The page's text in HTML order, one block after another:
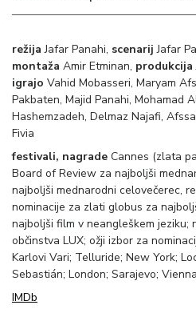
režija Jafar Panahi, scenarij Jafar
montaža Amir Etminan, produkcija
igrajo Vahid Mobasseri, Maryam
Pakbaten, Majid Panahi, Mohamad
Hashemzadeh, Delmaz Najafi,
Fivia
festivali, nagrade Cannes (zlata
Board of Review za najboljši
najboljši mednarodni celovečerec,
nominacije za zlati globus za
najboljši film v neangleškem jeziku;
občinstva LUX; ožji izbor za
Karlovi Vari; Telluride; New York;
Sebastián; London; Sarajevo;
IMDb